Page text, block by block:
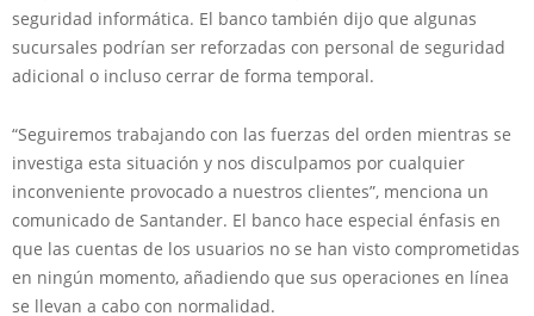
seguridad informática. El banco también dijo que algunas
sucursales podrían ser reforzadas con personal de seguridad
adicional o incluso cerrar de forma temporal.
“Seguiremos trabajando con las fuerzas del orden mientras se
investiga esta situación y nos disculpamos por cualquier
inconveniente provocado a nuestros clientes”, menciona un
comunicado de Santander. El banco hace especial énfasis en
que las cuentas de los usuarios no se han visto comprometidas
en ningún momento, añadiendo que sus operaciones en línea
se llevan a cabo con normalidad.